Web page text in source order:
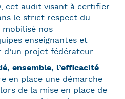
cet audit visant à certifier
le strict respect du
mobilisé nos
enseignantes et
projet fédérateur.
ensemble, l’efficacité
en place une démarche
de la mise en place de